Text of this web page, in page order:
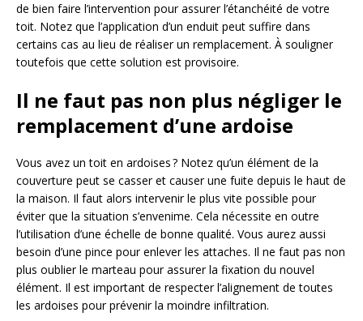
de bien faire l’intervention pour assurer l’étanchéité de votre
toit. Notez que l’application d’un enduit peut suffire dans
certains cas au lieu de réaliser un remplacement. À souligner
toutefois que cette solution est provisoire.
Il ne faut pas non plus négliger le
remplacement d’une ardoise
Vous avez un toit en ardoises ? Notez qu’un élément de la
couverture peut se casser et causer une fuite depuis le haut de
la maison. Il faut alors intervenir le plus vite possible pour
éviter que la situation s’envenime. Cela nécessite en outre
l’utilisation d’une échelle de bonne qualité. Vous aurez aussi
besoin d’une pince pour enlever les attaches. Il ne faut pas non
plus oublier le marteau pour assurer la fixation du nouvel
élément. Il est important de respecter l’alignement de toutes
les ardoises pour prévenir la moindre infiltration.